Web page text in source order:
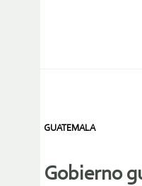
GUATEMALA
Gobierno